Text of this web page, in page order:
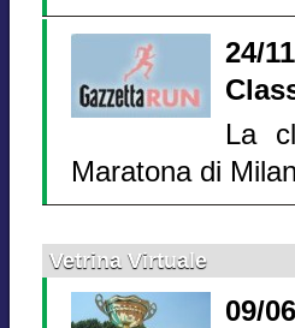
24/
La
Maratona di
Vetrina Virtuale
09/